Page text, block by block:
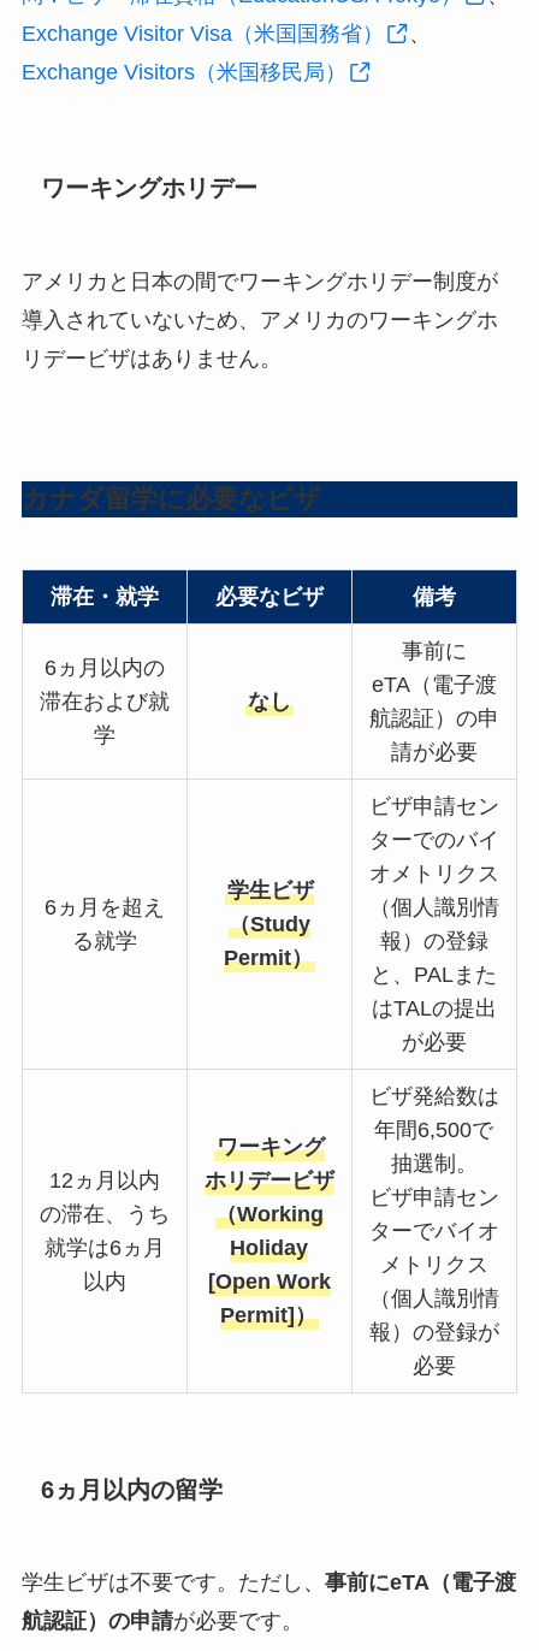
Exchange Visitor Visa（米国国務省）
、
Exchange Visitors（米国移民局）
ワーキングホリデー
アメリカと日本の間でワーキングホリデー制度が
導入されていないため、アメリカのワーキングホ
リデービザはありません。
カナダ留学に必要なビザ
滞在・就学 必要なビザ 備考
6ヵ月以内の
滞在および就
学
なし
事前に
eTA（電子渡
航認証）の申
請が必要
6ヵ月を超え
る就学
学生ビザ
（Study
Permit）
ビザ申請セン
ターでのバイ
オメトリクス
（個人識別情
報）の登録
と、PALまた
はTALの提出
が必要
12ヵ月以内
の滞在、うち
就学は6ヵ月
以内
ワーキング
ホリデービザ
（Working
Holiday
[Open Work
Permit]）
ビザ発給数は
年間6,500で
抽選制。
ビザ申請セン
ターでバイオ
メトリクス
（個人識別情
報）の登録が
必要
6ヵ月以内の留学
学生ビザは不要です。ただし、 事前にeTA（電子渡
航認証）の申請が必要です。